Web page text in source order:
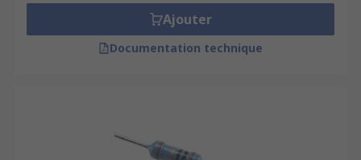
Ajouter
Documentation technique